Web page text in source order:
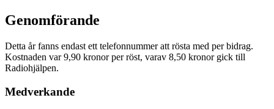
Genomförande
Detta år fanns endast ett telefonnummer att rösta med per bidrag.
Kostnaden var 9,90 kronor per röst, varav 8,50 kronor gick till
Radiohjälpen.
Medverkande